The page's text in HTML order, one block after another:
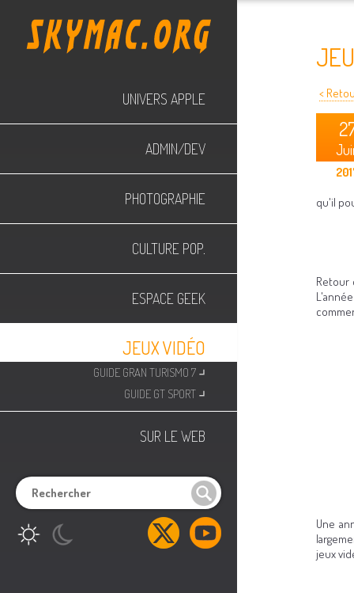
UNIVERS APPLE
ADMIN/DEV
PHOTOGRAPHIE
CULTURE POP.
ESPACE GEEK
JEUX VIDÉO
GUIDE GRAN TURISMO 7⌟
GUIDE GT SPORT ⌟
SUR LE WEB
<
qu'il
Retour
Une
jeux